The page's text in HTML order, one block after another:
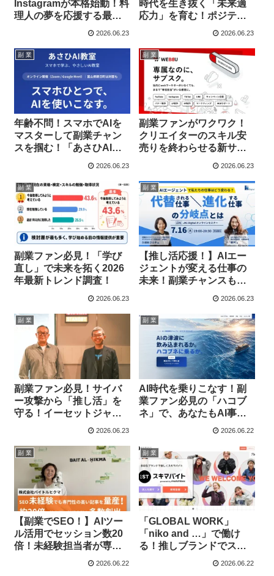
Instagramが本格始動！料
理人の夢を応援する最新
2026.06.23
時代を生き抜く「未来適
応力」を育む！ポジティ
ブ心理学の世界的権威が
方』が本日発売！
2026.06.23
副 業
年齢不問！スマホでAIを
マスターして副業チャン
スを掴む！「あさひAI教
開始、新たな推し活が始
まる予感！
2026.06.23
副 業
副業ファンがワクワク！
クリエイターのスキル安
売りを終わらせる新サー
2026.06.23
副 業
副業ファン必見！「学び
直し」で未来を拓く2026
年最新トレンド調査！
2026.06.23
副 業
【推し活応援！】AIエー
ジェントが変える仕事の
未来！副業チャンスも広
2026.06.23
副 業
副業ファン必見！サイバ
ー攻撃から「推し活」を
守る！イーセットジャパ
ンがTBSラジオで最新対
2026.06.23
副 業
AI時代を乗りこなす！副
業ファン必見の「ハコブ
ネ」で、あなたもAI事業
開発の波に乗ろう！
2026.06.22
副 業
【副業でSEO！】AIツー
ル活用でセッション数20
倍！未経験担当者が専門
記事を量産し新規商談を
2026.06.22
副 業
「GLOBAL WORK」
「niko and …」で働け
る！推しブランドでスキ
マバイト、夢の「and ST
2026.06.22